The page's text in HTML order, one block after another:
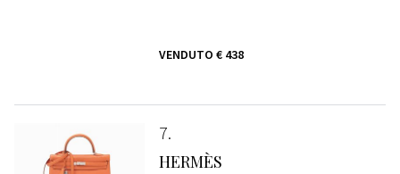
VENDUTO € 438
7
HERMÈS